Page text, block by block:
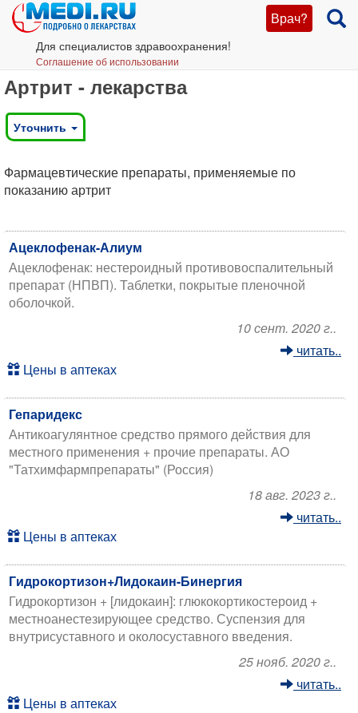
Врач?
Для специалистов здравоохранения!
Соглашение об использовании
Артрит - лекарства
Уточнить
Фармацевтические препараты, применяемые по
показанию артрит
Ацеклофенак-Алиум
Ацеклофенак: нестероидный противовоспалительный
препарат (НПВП). Таблетки, покрытые пленочной
оболочкой.
10 сент. 2020 г..
читать..
Цены в аптеках
Гепаридекс
Антикоагулянтное средство прямого действия для
местного применения + прочие препараты. АО
"Татхимфармпрепараты" (Россия)
18 авг. 2023 г..
читать..
Цены в аптеках
Гидрокортизон+Лидокаин-Бинергия
Гидрокортизон + [лидокаин]: глюкокортикостероид +
местноанестезирующее средство. Суспензия для
внутрисуставного и околосуставного введения.
25 нояб. 2020 г..
читать..
Цены в аптеках